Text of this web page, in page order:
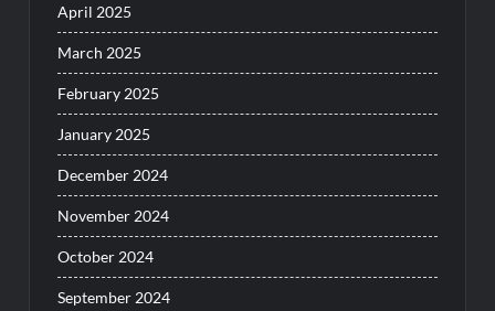
April 2025
March 2025
February 2025
January 2025
December 2024
November 2024
October 2024
September 2024